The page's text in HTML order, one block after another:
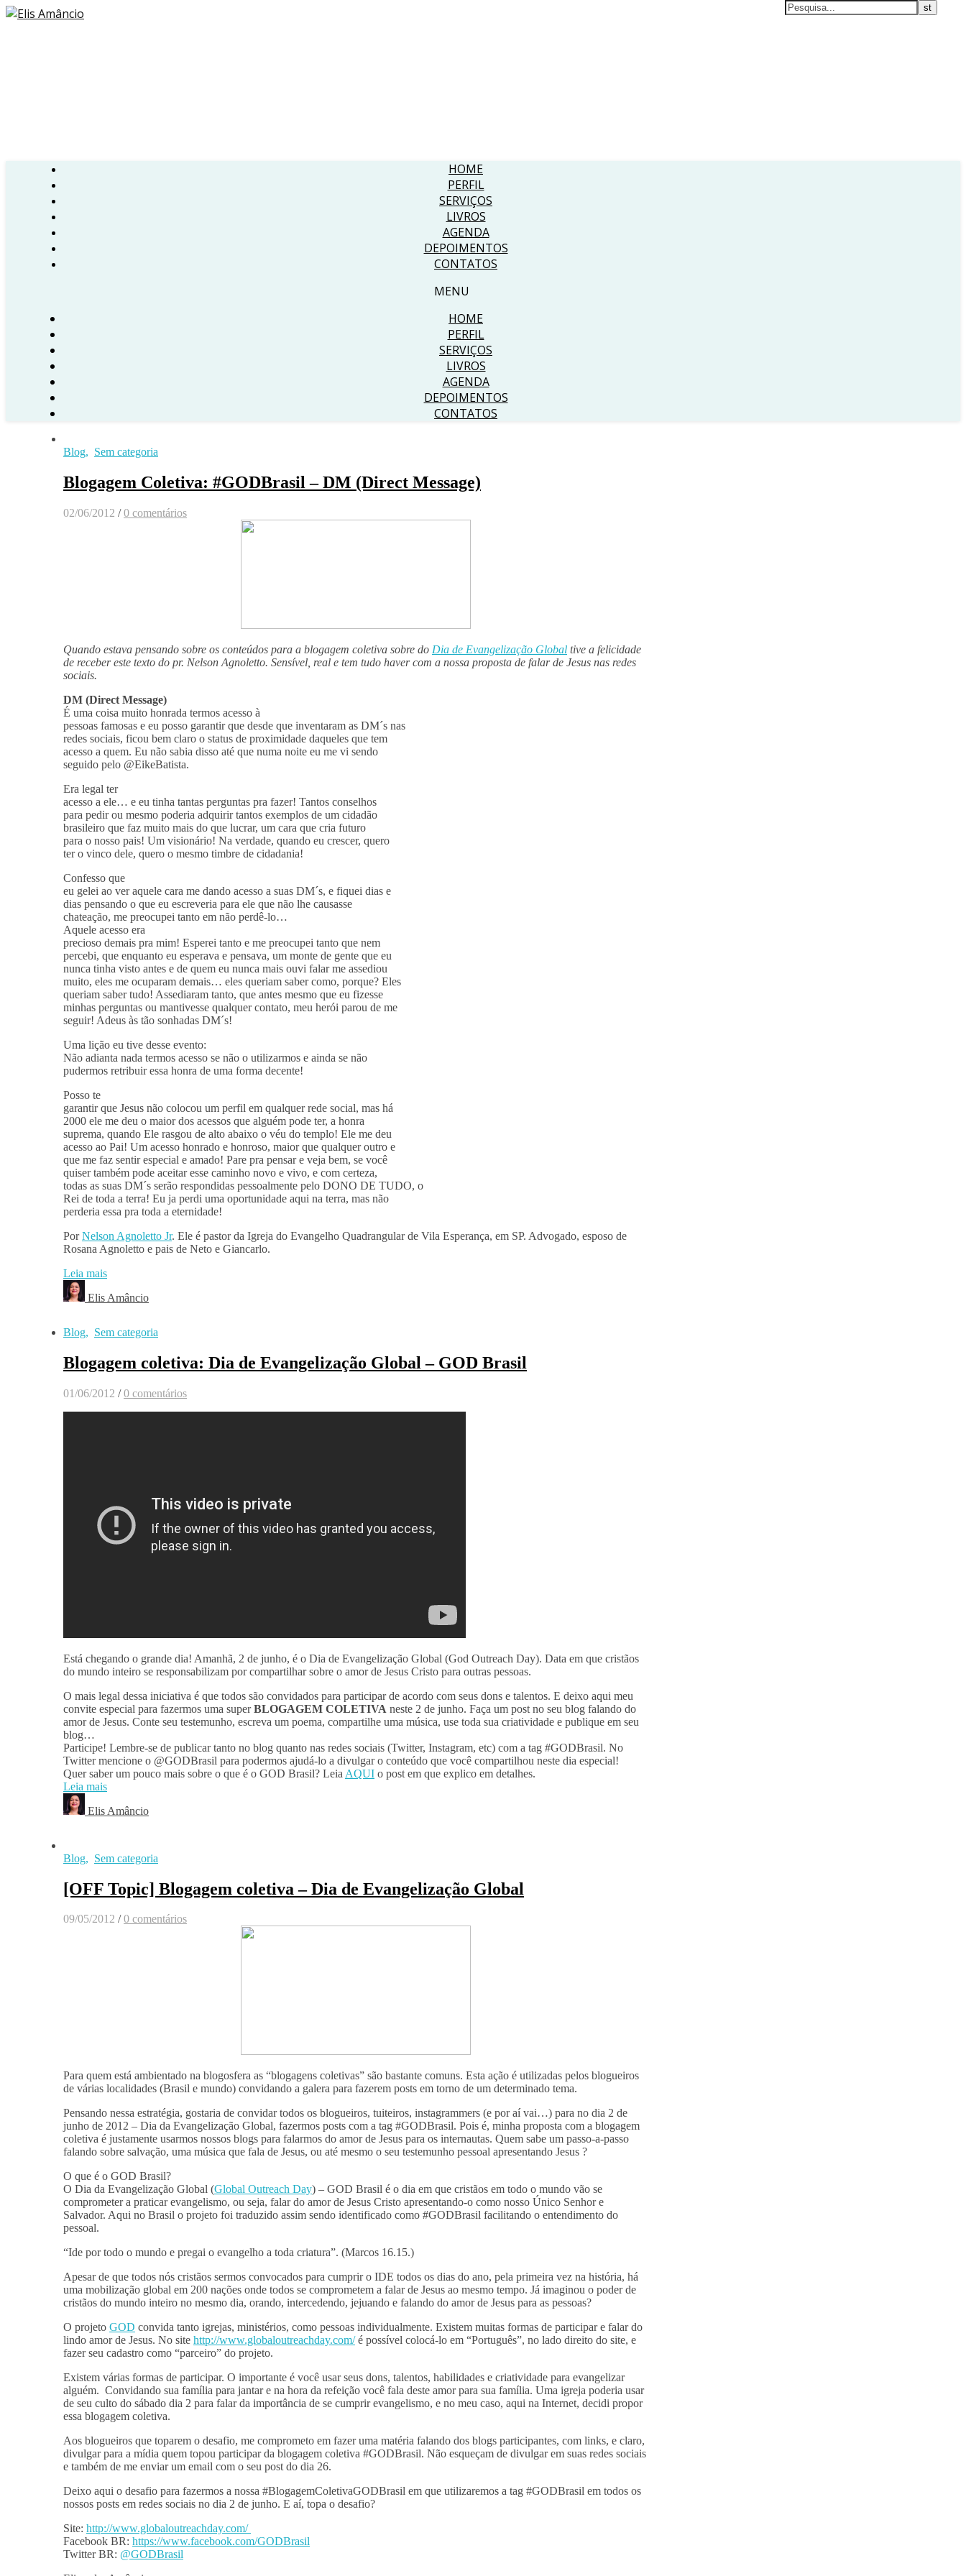
HOME
PERFIL
SERVIÇOS
LIVROS
AGENDA
DEPOIMENTOS
CONTATOS
MENU
HOME
PERFIL
SERVIÇOS
LIVROS
AGENDA
DEPOIMENTOS
CONTATOS
Blog, Sem categoria
Blogagem Coletiva: #GODBrasil – DM (Direct Message)
02/06/2012 / 0 comentários
Quando estava pensando sobre os conteúdos para a blogagem coletiva sobre do Dia de Evangelização Global tive a felicidade
de receber este texto do pr. Nelson Agnoletto. Sensível, real e tem tudo haver com a nossa proposta de falar de Jesus nas redes
sociais.
DM (Direct Message)
É uma coisa muito honrada termos acesso à
pessoas famosas e eu posso garantir que desde que inventaram as DM´s nas
redes sociais, ficou bem claro o status de proximidade daqueles que tem
acesso a quem. Eu não sabia disso até que numa noite eu me vi sendo
seguido pelo @EikeBatista.
Era legal ter
acesso a ele… e eu tinha tantas perguntas pra fazer! Tantos conselhos
para pedir ou mesmo poderia adquirir tantos exemplos de um cidadão
brasileiro que faz muito mais do que lucrar, um cara que cria futuro
para o nosso pais! Um visionário! Na verdade, quando eu crescer, quero
ter o vinco dele, quero o mesmo timbre de cidadania!
Confesso que
eu gelei ao ver aquele cara me dando acesso a suas DM´s, e fiquei dias e
dias pensando o que eu escreveria para ele que não lhe causasse
chateação, me preocupei tanto em não perdê-lo…
Aquele acesso era
precioso demais pra mim! Esperei tanto e me preocupei tanto que nem
percebi, que enquanto eu esperava e pensava, um monte de gente que eu
nunca tinha visto antes e de quem eu nunca mais ouvi falar me assediou
muito, eles me ocuparam demais… eles queriam saber como, porque? Eles
queriam saber tudo! Assediaram tanto, que antes mesmo que eu fizesse
minhas perguntas ou mantivesse qualquer contato, meu herói parou de me
seguir! Adeus às tão sonhadas DM´s!
Uma lição eu tive desse evento:
Não adianta nada termos acesso se não o utilizarmos e ainda se não
pudermos retribuir essa honra de uma forma decente!
Posso te
garantir que Jesus não colocou um perfil em qualquer rede social, mas há
2000 ele me deu o maior dos acessos que alguém pode ter, a honra
suprema, quando Ele rasgou de alto abaixo o véu do templo! Ele me deu
acesso ao Pai! Um acesso honrado e honroso, maior que qualquer outro e
que me faz sentir especial e amado! Pare pra pensar e veja bem, se você
quiser também pode aceitar esse caminho novo e vivo, e com certeza,
todas as suas DM´s serão respondidas pessoalmente pelo DONO DE TUDO, o
Rei de toda a terra! Eu ja perdi uma oportunidade aqui na terra, mas não
perderia essa pra toda a eternidade!
PorNelson Agnoletto Jr. Ele é pastor da Igreja do Evangelho Quadrangular de Vila Esperança, em SP. Advogado, esposo de
Rosana Agnoletto e pais de Neto e Giancarlo.
Leia mais
Elis Amâncio
Blog, Sem categoria
Blogagem coletiva: Dia de Evangelização Global – GOD Brasil
01/06/2012 / 0 comentários
Está chegando o grande dia! Amanhã, 2 de junho, é o Dia de Evangelização Global (God Outreach Day). Data em que cristãos
do mundo inteiro se responsabilizam por compartilhar sobre o amor de Jesus Cristo para outras pessoas.
O mais legal dessa iniciativa é que todos são convidados para participar de acordo com seus dons e talentos. E deixo aqui meu
convite especial para fazermos uma superBLOGAGEM COLETIVA neste 2 de junho. Faça um post no seu blog falando do
amor de Jesus. Conte seu testemunho, escreva um poema, compartilhe uma música, use toda sua criatividade e publique em seu
blog…
Participe! Lembre-se de publicar tanto no blog quanto nas redes sociais (Twitter, Instagram, etc) com a tag #GODBrasil. No
Twitter mencione o @GODBrasil para podermos ajudá-lo a divulgar o conteúdo que você compartilhou neste dia especial!
Quer saber um pouco mais sobre o que é o GOD Brasil? Leia AQUI o post em que explico em detalhes.
Leia mais
Elis Amâncio
Blog, Sem categoria
[OFF Topic] Blogagem coletiva – Dia de Evangelização Global
09/05/2012 / 0 comentários
Para quem está ambientado na blogosfera as “blogagens coletivas” são bastante comuns. Esta ação é utilizadas pelos blogueiros
de várias localidades (Brasil e mundo) convidando a galera para fazerem posts em torno de um determinado tema.
Pensando nessa estratégia, gostaria de convidar todos os blogueiros, tuiteiros, instagrammers (e por aí vai…) para no dia 2 de
junho de 2012 – Dia da Evangelização Global, fazermos posts com a tag #GODBrasil. Pois é, minha proposta com a blogagem
coletiva é justamente usarmos nossos blogs para falarmos do amor de Jesus para os internautas. Quem sabe um passo-a-passo
falando sobre salvação, uma música que fala de Jesus, ou até mesmo o seu testemunho pessoal apresentando Jesus ?
O que é o GOD Brasil?
O Dia da Evangelização Global (Global Outreach Day) – GOD Brasil é o dia em que cristãos em todo o mundo vão se
comprometer a praticar evangelismo, ou seja, falar do amor de Jesus Cristo apresentando-o como nosso Único Senhor e
Salvador. Aqui no Brasil o projeto foi traduzido assim sendo identificado como #GODBrasil facilitando o entendimento do
pessoal.
“Ide por todo o mundo e pregai o evangelho a toda criatura”. (Marcos 16.15.)
Apesar de que todos nós cristãos sermos convocados para cumprir o IDE todos os dias do ano, pela primeira vez na história, há
uma mobilização global em 200 nações onde todos se comprometem a falar de Jesus ao mesmo tempo. Já imaginou o poder de
cristãos do mundo inteiro no mesmo dia, orando, intercedendo, jejuando e falando do amor de Jesus para as pessoas?
O projeto GOD convida tanto igrejas, ministérios, como pessoas individualmente. Existem muitas formas de participar e falar do
lindo amor de Jesus. No site http://www.globaloutreachday.com/é possível colocá-lo em “Português”, no lado direito do site, e
fazer seu cadastro como “parceiro” do projeto.
Existem várias formas de participar. O importante é você usar seus dons, talentos, habilidades e criatividade para evangelizar
alguém. Convidando sua família para jantar e na hora da refeição você fala deste amor para sua família. Uma igreja poderia usar
de seu culto do sábado dia 2 para falar da importância de se cumprir evangelismo, e no meu caso, aqui na Internet, decidi propor
essa blogagem coletiva.
Aos blogueiros que toparem o desafio, me comprometo em fazer uma matéria falando dos blogs participantes, com links, e claro,
divulgar para a mídia quem topou participar da blogagem coletiva #GODBrasil. Não esqueçam de divulgar em suas redes sociais
e também de me enviar um email com o seu post do dia 26.
Deixo aqui o desafio para fazermos a nossa #BlogagemColetivaGODBrasil em que utilizaremos a tag #GODBrasil em todos os
nossos posts em redes sociais no dia 2 de junho. E aí, topa o desafio?
Site: http://www.globaloutreachday.com/
Facebook BR: https://www.facebook.com/GODBrasil
Twitter BR: @GODBrasil